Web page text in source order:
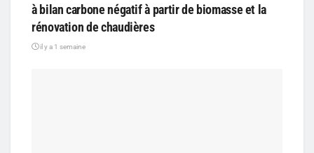
à bilan carbone négatif à partir de biomasse et la
rénovation de chaudières
il y a 1 semaine